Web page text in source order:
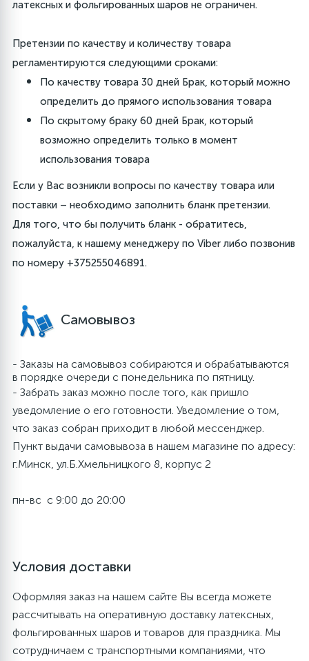
Шары для упаковки
3D Фигуры и Deco Bubble
Deco Bubble
Оформительское оборудование
Палочки и насадки
Маркеры и наклейки
Печать на шарах
Компрессоры и насосы
Стойки для шаров
Аэромозаика
Клей для шаров
Гирлянды, плакаты, подвески
Свечи для торта
Конверты для денег
Открытки Мини
Хлопушки, краска Холи
Аксессуары и атрибутика
Карнавальные наборы
Мыльные пузыри, слаймы, наборы для лепки
Игровые наборы
Светодиодные надписи
Наклейки
Наполнитель для коробок
Коробки для воздушных шаров
Бумага
Для вина
Наполнитель для подарков
Флористика
латексных и фольгированных шаров не ограничен.
Претензии по качеству и количеству товара
регламентируются следующими сроками:
По качеству товара 30 дней Брак, который можно
определить до прямого использования товара
По скрытому браку 60 дней Брак, который
возможно определить только в момент
использования товара
Если у Вас возникли вопросы по качеству товара или
поставки – необходимо заполнить бланк претензии.
Для того, что бы получить бланк - обратитесь,
пожалуйста, к нашему менеджеру по Viber либо позвонив
по номеру +375255046891.
Самовывоз
- Заказы на самовывоз собираются и обрабатываются
в порядке очереди с понедельника по пятницу.
- Забрать заказ можно после того, как пришло
уведомление о его готовности. Уведомление о том,
что заказ собран приходит в любой мессенджер.
Пункт выдачи самовывоза в нашем магазине по адресу:
г.Минск, ул.Б.Хмельницкого 8, корпус 2
пн-вс с 9:00 до 20:00
Условия доставки
Оформляя заказ на нашем сайте Вы всегда можете
рассчитывать на оперативную доставку латексных,
фольгированных шаров и товаров для праздника. Мы
сотрудничаем с транспортными компаниями, что